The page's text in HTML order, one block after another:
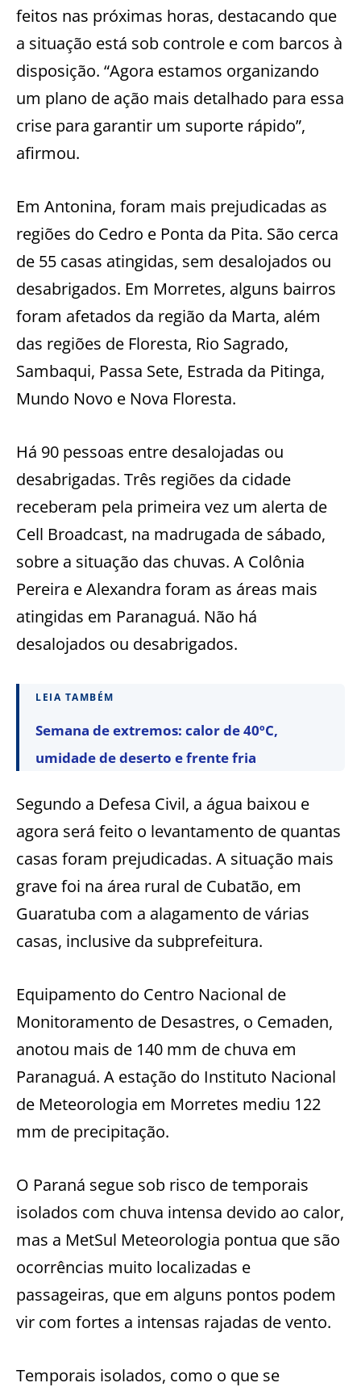
feitos nas próximas horas, destacando que
a situação está sob controle e com barcos à
disposição. “Agora estamos organizando
um plano de ação mais detalhado para essa
crise para garantir um suporte rápido”,
afirmou.
Em Antonina, foram mais prejudicadas as
regiões do Cedro e Ponta da Pita. São cerca
de 55 casas atingidas, sem desalojados ou
desabrigados. Em Morretes, alguns bairros
foram afetados da região da Marta, além
das regiões de Floresta, Rio Sagrado,
Sambaqui, Passa Sete, Estrada da Pitinga,
Mundo Novo e Nova Floresta.
Há 90 pessoas entre desalojadas ou
desabrigadas. Três regiões da cidade
receberam pela primeira vez um alerta de
Cell Broadcast, na madrugada de sábado,
sobre a situação das chuvas. A Colônia
Pereira e Alexandra foram as áreas mais
atingidas em Paranaguá. Não há
desalojados ou desabrigados.
LEIA TAMBÉM
Semana de extremos: calor de 40ºC,
umidade de deserto e frente fria
Segundo a Defesa Civil, a água baixou e
agora será feito o levantamento de quantas
casas foram prejudicadas. A situação mais
grave foi na área rural de Cubatão, em
Guaratuba com a alagamento de várias
casas, inclusive da subprefeitura.
Equipamento do Centro Nacional de
Monitoramento de Desastres, o Cemaden,
anotou mais de 140 mm de chuva em
Paranaguá. A estação do Instituto Nacional
de Meteorologia em Morretes mediu 122
mm de precipitação.
O Paraná segue sob risco de temporais
isolados com chuva intensa devido ao calor,
mas a MetSul Meteorologia pontua que são
ocorrências muito localizadas e
passageiras, que em alguns pontos podem
vir com fortes a intensas rajadas de vento.
Temporais isolados, como o que se